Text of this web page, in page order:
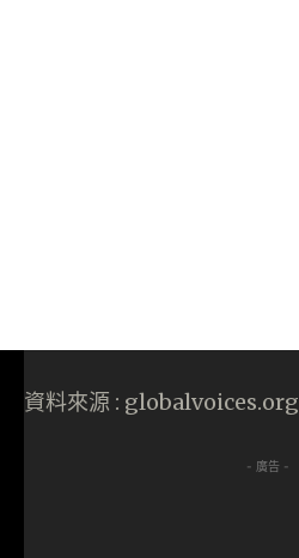
資料來源 : globalvoices.org
- 廣告 -